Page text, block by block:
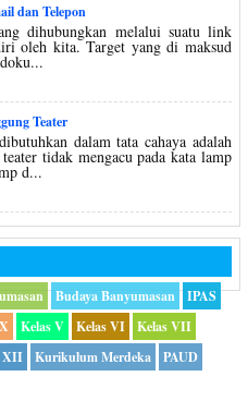
dan Telepon
dihubungkan melalui suatu link
oleh kita. Target yang di maksud
Teater
dalam tata cahaya adalah
tidak mengacu pada kata lamp
d...
Budaya Banyumasan
IPAS
Kelas V Kelas VI
Kelas VII
XII Kurikulum Merdeka
PAUD